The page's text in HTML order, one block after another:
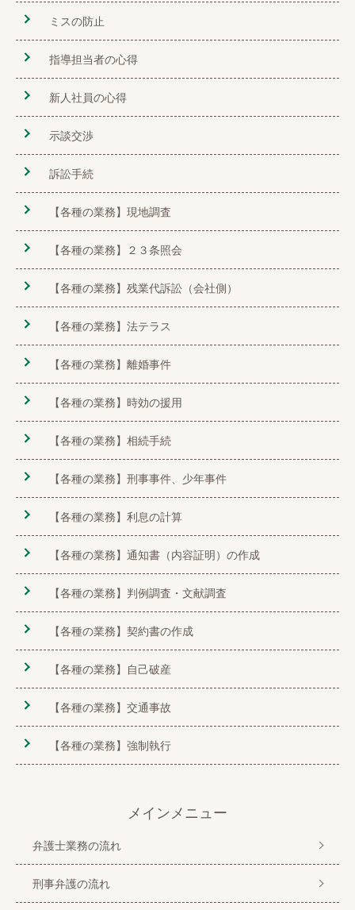
ミスの防止
指導担当者の心得
新人社員の心得
示談交渉
訴訟手続
【各種の業務】現地調査
【各種の業務】２３条照会
【各種の業務】残業代訴訟（会社側）
【各種の業務】法テラス
【各種の業務】離婚事件
【各種の業務】時効の援用
【各種の業務】相続手続
【各種の業務】刑事事件、少年事件
【各種の業務】利息の計算
【各種の業務】通知書（内容証明）の作成
【各種の業務】判例調査・文献調査
【各種の業務】契約書の作成
【各種の業務】自己破産
【各種の業務】交通事故
【各種の業務】強制執行
メインメニュー
弁護士業務の流れ
刑事弁護の流れ